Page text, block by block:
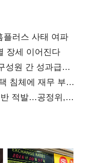
러스 사태 여파
장세 이어진다
성원 간 성과급
침체에 재무 부담
반 적발…공정위,